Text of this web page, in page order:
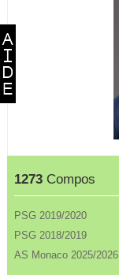
1273 Compos
PSG 2019/2020
PSG 2018/2019
AS Monaco 2025/2026